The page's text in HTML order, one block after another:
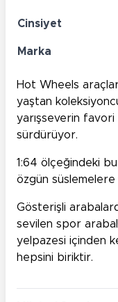
Cinsiyet
Marka
Hot Wheels
yaştan
yarışseverin favori
sürdürüyor.
1:64 ölçeğindeki
özgün süslemelere
Gösterişli
sevilen spor
yelpazesi içinden
hepsini biriktir.